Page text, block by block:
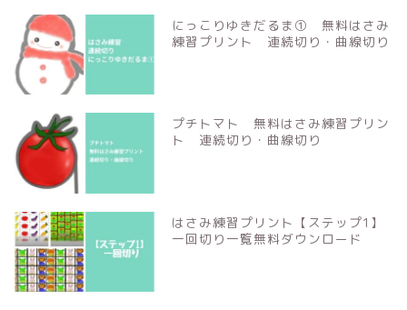
にっこりゆきだるま① 無料はさみ
練習プリント 連続切り・曲線切り
プチトマト 無料はさみ練習プリン
ト 連続切り・曲線切り
はさみ練習プリント【ステップ1】
一回切り一覧無料ダウンロード